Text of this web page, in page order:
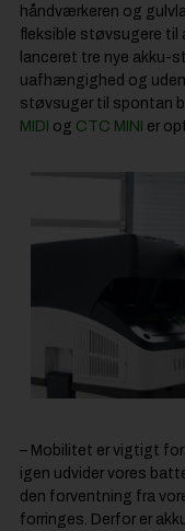
håndværkeren og
fleksible støvsugere til
lanceret tre nye akku-
uafhængighed og uden
støvsuger til spontan
MIDI og CTC MINI er
– Mobilitet er vigtigt for
igen udvider vores
den forventning fra
forringes. Derfor er